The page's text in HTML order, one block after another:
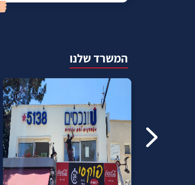
המשרד שלנו